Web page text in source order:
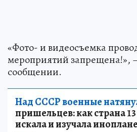
«Фото- и видеосъемка
мероприятий запрещена!»,
сообщении.
Над СССР военные
пришельцев: как страна
искала и изучала